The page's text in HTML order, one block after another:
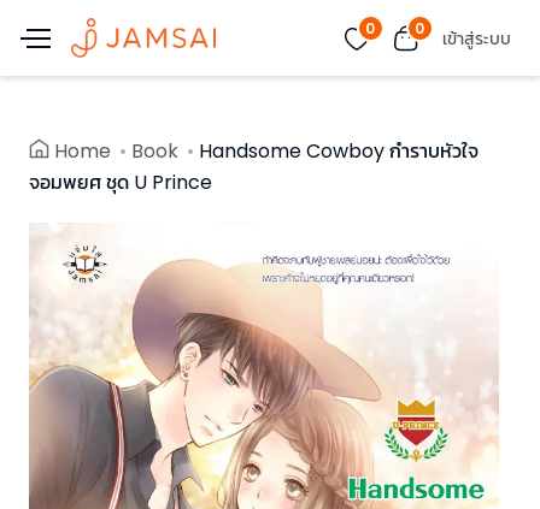
0 0 เข้าสู่ระบบ
Home Book
Handsome Cowboy กำราบหัวใจ
จอมพยศ ชุด U Prince